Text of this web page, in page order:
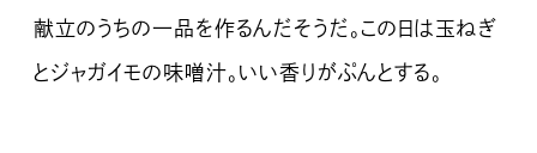
献立のうちの一品を作るんだそうだ。この日は玉ねぎ
とジャガイモの味噌汁。いい香りがぷんとする。